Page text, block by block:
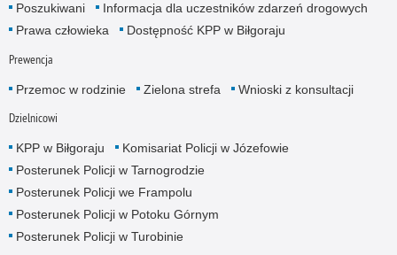
Poszukiwani
Informacja dla uczestników zdarzeń drogowych
Prawa człowieka
Dostępność KPP w Biłgoraju
Prewencja
Przemoc w rodzinie Zielona strefa Wnioski z konsultacji
Dzielnicowi
KPP w Biłgoraju
Komisariat Policji w Józefowie
Posterunek Policji w Tarnogrodzie
Posterunek Policji we Frampolu
Posterunek Policji w Potoku Górnym
Posterunek Policji w Turobinie